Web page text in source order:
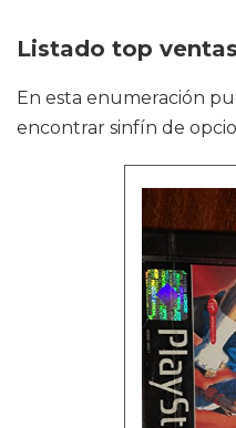
Listado top
En esta enumeración
encontrar sinfín de